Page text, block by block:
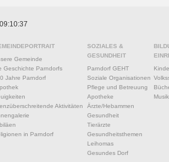
Gemeinde
Geschichte Parndorfs
Jahre Parndorf
Aktivitäten
in Parndorf
SOZIALES &
GESUNDHEIT
Parndorf GEHT
Soziale Organisationen
Pflege und Betreuung
Apotheke
Ärzte/Hebammen
Gesundheit
Tierärzte
Gesundheitsthemen
Leihomas
Gesundes Dorf